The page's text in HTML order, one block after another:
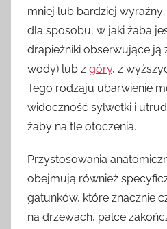
mniej lub bardziej
dla sposobu, w jaki żaba
drapieżniki obserwujące ją
wody) lub z góry, z
Tego rodzaju ubarwienie
widoczność sylwetki i
żaby na tle otoczenia.
Przystosowania
obejmują również
gatunków, które znacznie
na drzewach, palce